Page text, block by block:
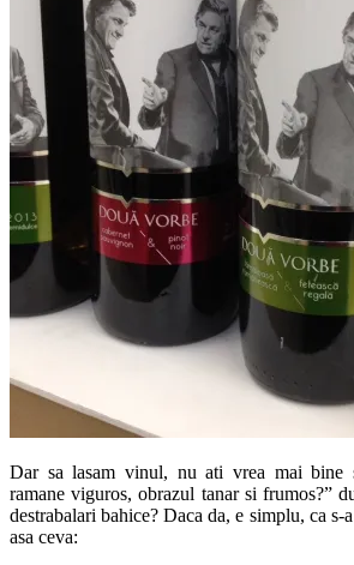
Dar sa lasam vinul, nu ati vrea mai bine
ramane viguros, obrazul tanar si frumos?”
destrabalari bahice? Daca da, e simplu, ca
asa ceva: